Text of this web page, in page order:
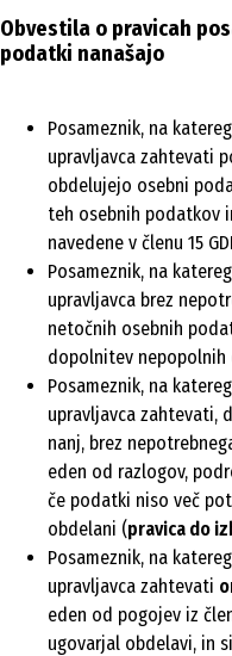
Obvestila o pravicah
podatki nanašajo
Posameznik, na
upravljavca zahtevati
obdelujejo osebni
teh osebnih podatkov
navedene v členu 15
Posameznik, na
upravljavca brez
netočnih osebnih
dopolnitev nepopolnih
Posameznik, na
upravljavca zahtevati,
nanj, brez
eden od razlogov,
če podatki niso več
obdelani (pravica do
Posameznik, na
upravljavca zahtevati
eden od pogojev iz
ugovarjal obdelavi, in